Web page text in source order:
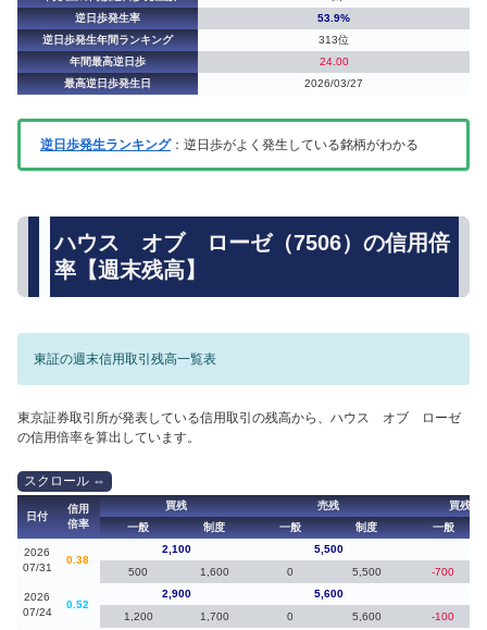
逆日歩発生率
53.9%
逆日歩発生年間ランキング
313位
年間最高逆日歩
24.00
最高逆日歩発生日
2026/03/27
逆日歩発生ランキング：逆日歩がよく発生している銘柄がわかる
ハウス オブ ローゼ（7506）の信用倍
率【週末残高】
東証の週末信用取引残高一覧表
東京証券取引所が発表している信用取引の残高から、ハウス オブ ローゼ
の信用倍率を算出しています。
日付
信用
倍率
買残 売残
買残（
一般
制度 一般 制度 一般
2026
07/31
0.38
2,100 5,500
500
1,600 0 5,500 -700
2026
07/24
0.52
2,900 5,600
1,200
1,700 0 5,600 -100